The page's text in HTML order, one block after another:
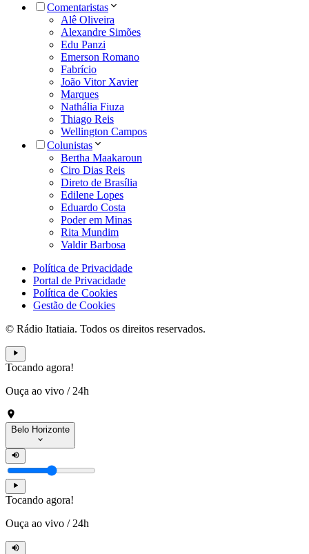
Comentaristas
Alê Oliveira
Alexandre Simões
Edu Panzi
Emerson Romano
Fabrício
João Vitor Xavier
Marques
Nathália Fiuza
Thiago Reis
Wellington Campos
Colunistas
Bertha Maakaroun
Ciro Dias Reis
Direto de Brasília
Edilene Lopes
Eduardo Costa
Poder em Minas
Rita Mundim
Valdir Barbosa
Política de Privacidade
Portal de Privacidade
Política de Cookies
Gestão de Cookies
© Rádio Itatiaia. Todos os direitos reservados.
Tocando agora!
Ouça ao vivo / 24h
Belo Horizonte
Tocando agora!
Ouça ao vivo / 24h